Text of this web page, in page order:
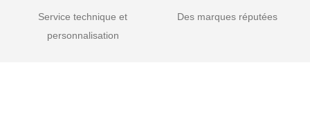
Service technique et
personnalisation
Des marques réputées